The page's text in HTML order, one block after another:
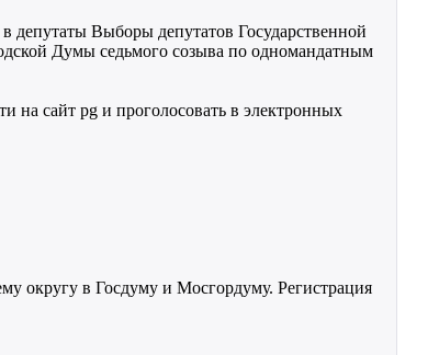
депутаты Выборы депутатов Государственной
Думы седьмого созыва по одномандатным
на сайт pg и проголосовать в электронных
округу в Госдуму и Мосгордуму. Регистрация